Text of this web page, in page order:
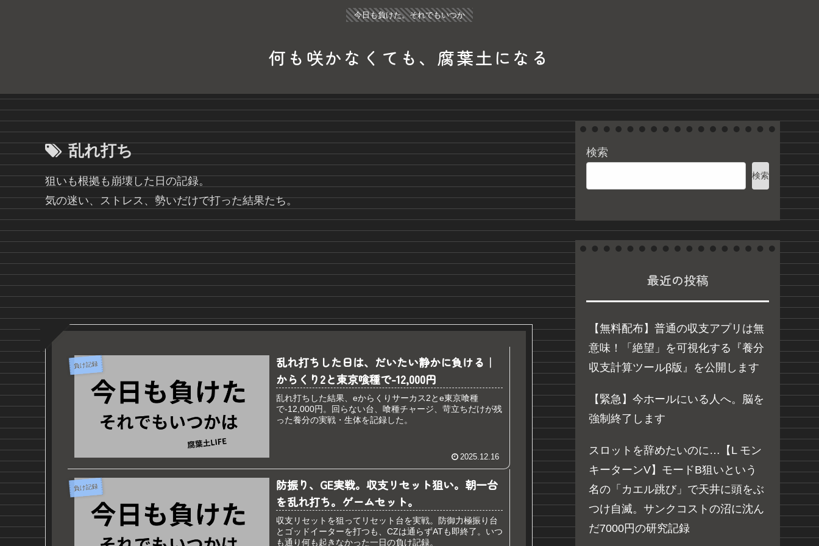
今日も負けた。それでもいつか
何も咲かなくても、腐葉土になる
乱れ打ち
狙いも根拠も崩壊した日の記録。
気の迷い、ストレス、勢いだけで打った結果たち。
負け記録
乱れ打ちした日は、だいたい静かに負ける｜
からくり2と東京喰種で-12,000円
乱れ打ちした結果、eからくりサーカス2とe東京喰種
で-12,000円。回らない台、喰種チャージ、苛立ちだけが残
った養分の実戦・生体を記録した。
2025.12.16
負け記録
防振り、GE実戦。収支リセット狙い。朝一台
を乱れ打ち。ゲームセット。
収支リセットを狙ってリセット台を実戦。防御力極振り台
とゴッドイーターを打つも、CZは通らずATも即終了。いつ
も通り何も起きなかった一日の負け記録。
検索
検索
最近の投稿
【無料配布】普通の収支アプリは無
意味！「絶望」を可視化する『養分
収支計算ツールβ版』を公開します
【緊急】今ホールにいる人へ。脳を
強制終了します
スロットを辞めたいのに…【L モン
キーターンV】モードB狙いという
名の「カエル跳び」で天井に頭をぶ
つけ自滅。サンクコストの沼に沈ん
だ7000円の研究記録